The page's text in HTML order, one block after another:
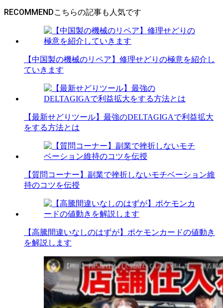
RECOMMEND
【中国製の機械のリペア】修理せどりの極意を紹介し
ていきます
【最新せどりツール】最強のDELTAGIGAで利益拡大
をする方法とは
【質問コーナー】副業で挫折しないモチベーション維
持のコツを伝授
【高騰間違いなしのはずが】ポケモンカードの値動き
を解説します